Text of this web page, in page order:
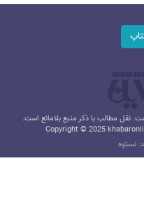
نقل مطالب با ذکر منبع بلامانع است.
Copyright © 2025
نستوه